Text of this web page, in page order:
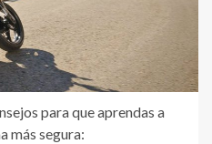
para que aprendas a
más segura: